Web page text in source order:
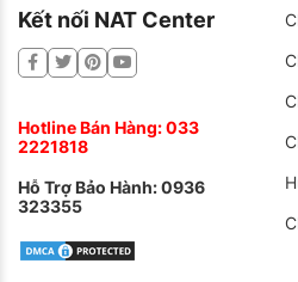
trung tâm bảo dưỡng
Công Nghệ Đỉnh Cao
Cho Lốp UC6 Kích
NAT Center
Anh Minh, khách hàng tại hệ
đã thay 4 bộ lốp khác nhau
nhưng chỉ khi lên Continental
biệt ngay từ lúc bắt đầu lăn
năng bám đường khi trời mưa.”
Kết nối NAT Center
Hotline Bán Hàng:033
2221818
Hỗ Trợ Bảo Hành:0936
323355